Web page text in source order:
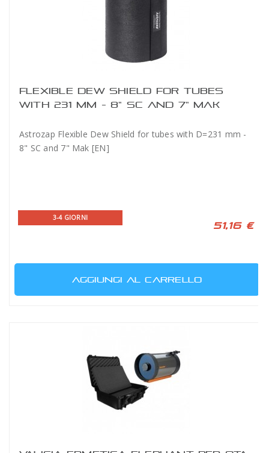
FLEXIBLE DEW SHIELD FOR TUBES
WITH 231 MM - 8" SC AND 7" MAK
Astrozap Flexible Dew Shield for tubes with D=231 mm -
8" SC and 7" Mak [EN]
3-4 GIORNI
51,16 €
AGGIUNGI AL CARRELLO